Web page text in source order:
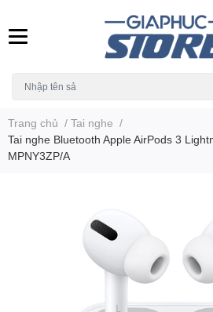
Trang chủ / Tai nghe /
Tai nghe Bluetooth Apple AirPods 3
MPNY3ZP/A